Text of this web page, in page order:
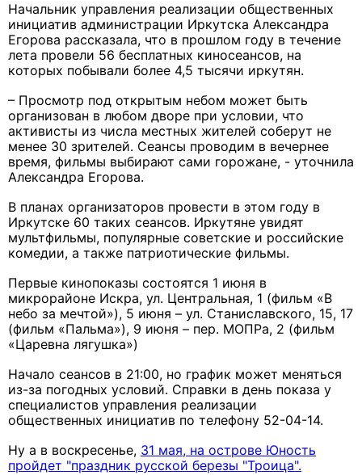
Начальник управления реализации общественных
инициатив администрации Иркутска Александра
Егорова рассказала, что в прошлом году в течение
лета провели 56 бесплатных киносеансов, на
которых побывали более 4,5 тысячи иркутян.
– Просмотр под открытым небом может быть
организован в любом дворе при условии, что
активисты из числа местных жителей соберут не
менее 30 зрителей. Сеансы проводим в вечернее
время, фильмы выбирают сами горожане, - уточнила
Александра Егорова.
В планах организаторов провести в этом году в
Иркутске 60 таких сеансов. Иркутяне увидят
мультфильмы, популярные советские и российские
комедии, а также патриотические фильмы.
Первые кинопоказы состоятся 1 июня в
микрорайоне Искра, ул. Центральная, 1 (фильм «В
небо за мечтой»), 5 июня – ул. Станиславского, 15, 17
(фильм «Пальма»), 9 июня – пер. МОПРа, 2 (фильм
«Царевна лягушка»)
Начало сеансов в 21:00, но график может меняться
из-за погодных условий. Справки в день показа у
специалистов управления реализации
общественных инициатив по телефону 52-04-14.
Ну а в воскресенье, 31 мая, на острове Юность
пройдет "праздник русской березы "Троица".